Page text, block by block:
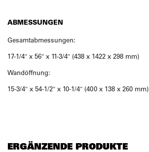
ABMESSUNGEN
Gesamtabmessungen:
17-1/4″ x 56″ x 11-3/4″ (438 x 1422 x 298 mm)
Wandöffnung:
15-3/4″ x 54-1/2″ x 10-1/4″ (400 x 138 x 260 mm)
ERGÄNZENDE PRODUKTE